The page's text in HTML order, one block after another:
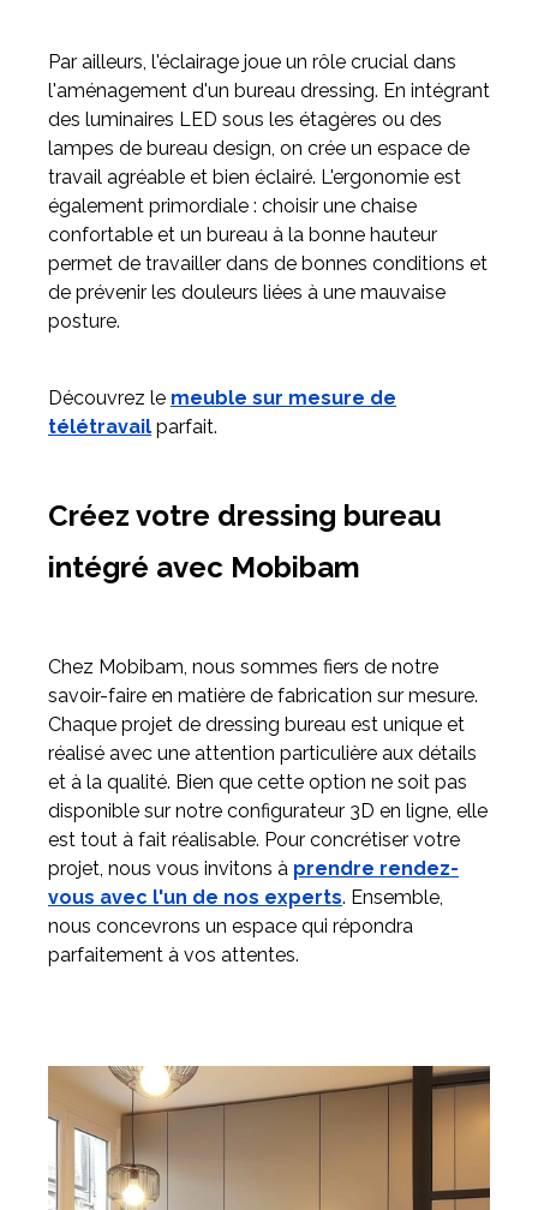
Par ailleurs, l'éclairage joue un rôle crucial dans
l'aménagement d'un bureau dressing. En intégrant
des luminaires LED sous les étagères ou des
lampes de bureau design, on crée un espace de
travail agréable et bien éclairé. L'ergonomie est
également primordiale : choisir une chaise
confortable et un bureau à la bonne hauteur
permet de travailler dans de bonnes conditions et
de prévenir les douleurs liées à une mauvaise
posture.
Découvrez le meuble sur mesure de
télétravail parfait.
Créez votre dressing bureau
intégré avec Mobibam
Chez Mobibam, nous sommes fiers de notre
savoir-faire en matière de fabrication sur mesure.
Chaque projet de dressing bureau est unique et
réalisé avec une attention particulière aux détails
et à la qualité. Bien que cette option ne soit pas
disponible sur notre configurateur 3D en ligne, elle
est tout à fait réalisable. Pour concrétiser votre
projet, nous vous invitons à prendre rendez-
vous avec l'un de nos experts. Ensemble,
nous concevrons un espace qui répondra
parfaitement à vos attentes.